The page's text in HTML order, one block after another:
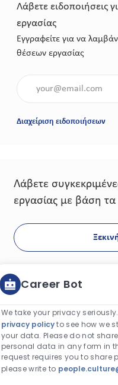
Λάβετε ειδοποιήσεις
εργασίας
Εγγραφείτε για να
θέσεων εργασίας
Διαχείριση ειδοποιήσεων
Λάβετε
εργασίας με βάση
フィールドセールス（
ΚατηγορίαCommercial Operations
Διαθέσιμο σε 2 τοποθεσίες
Τύπος εργασίας
Πλήρης απασχόληση
Career Bot
We take your privacy
privacy policyto see how we
your data. Please do not
personal data in any form in
request requires you to share
please write to